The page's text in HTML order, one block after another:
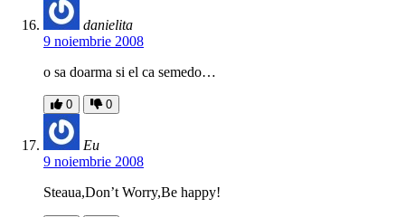
danielita
9 noiembrie 2008
o sa doarma si el ca semedo…
0 0
Eu
9 noiembrie 2008
Steaua,Don’t Worry,Be happy!